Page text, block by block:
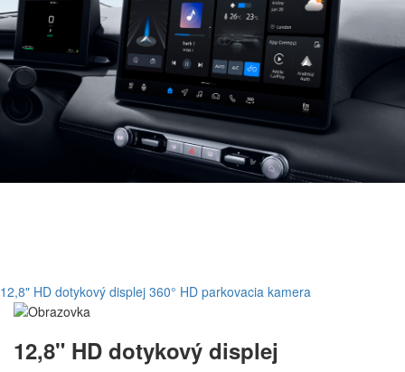
12,8" HD dotykový displej 360° HD parkovacia kamera
12,8" HD dotykový displej